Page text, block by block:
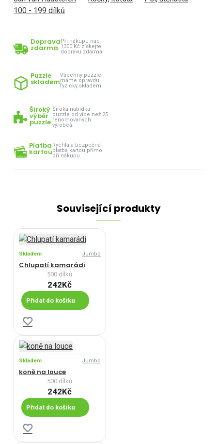
100 - 199 dílků
Doprava
zdarma
Při nákupu nad
1300 Kč získejte
dopravu zdarma.
Puzzle
skladem
Všechny puzzle
máme opravdu
fyzicky skladem.
Široký
výběr
puzzle
Široká nabídka
puzzle od více než 25
renomovaných
výrobců.
Platba
kartou
Rychlá a bezpečná
platba kartou přímo
při nákupu.
Související produkty
Skladem Jumbo
Chlupatí kamarádi
500 dílků
242Kč
Přidat do košíku
Skladem Jumbo
koně na louce
500 dílků
242Kč
Přidat do košíku